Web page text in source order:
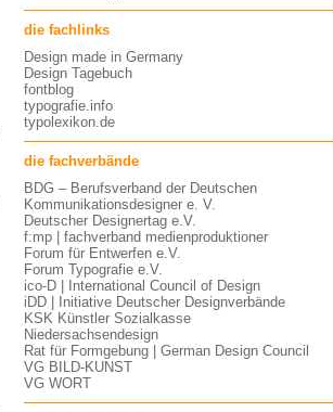
die fachlinks
Design made in Germany
Design Tagebuch
fontblog
typografie.info
typolexikon.de
die fachverbände
BDG – Berufsverband der Deutschen
Kommunikationsdesigner e. V.
Deutscher Designertag e.V.
f:mp | fachverband medienproduktioner
Forum für Entwerfen e.V.
Forum Typografie e.V.
ico-D | International Council of Design
iDD | Initiative Deutscher Designverbände
KSK Künstler Sozialkasse
Niedersachsendesign
Rat für Formgebung | German Design Council
VG BILD-KUNST
VG WORT